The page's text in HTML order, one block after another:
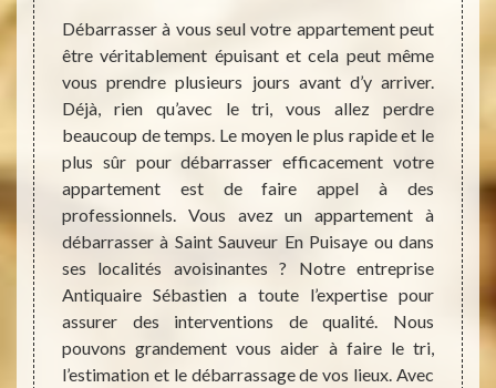
des
vous
pour
ses
tact
dans
dans
de
de
Débarrasser à vous seul votre appartement peut
être véritablement épuisant et cela peut même
vous prendre plusieurs jours avant d’y arriver.
Déjà, rien qu’avec le tri, vous allez perdre
beaucoup de temps. Le moyen le plus rapide et le
plus sûr pour débarrasser efficacement votre
appartement est de faire appel à des
professionnels. Vous avez un appartement à
débarrasser à Saint Sauveur En Puisaye ou dans
ses localités avoisinantes ? Notre entreprise
Antiquaire Sébastien a toute l’expertise pour
assurer des interventions de qualité. Nous
pouvons grandement vous aider à faire le tri,
l’estimation et le débarrassage de vos lieux. Avec
?
à